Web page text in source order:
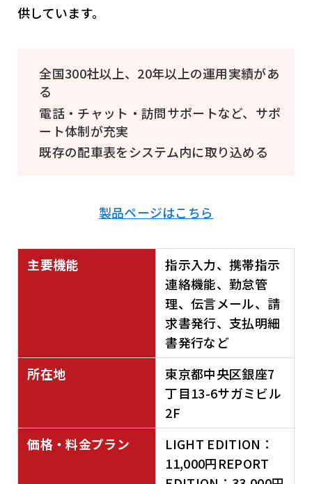
供しています。
全国300社以上、20年以上の運用実績があ
る
電話・チャット・訪問サポートなど、サポ
ート体制が充実
既存の配車表をシステム内に取り込める
製品ページはこちら
主要機能
指示入力、携帯指示
連絡機能、勤怠管
理、伝言メール、請
求書発行、支払明細
書発行など
所在地
東京都中央区銀座7
丁目13-6サガミビル
2F
価格・料金プラン
LIGHT EDITION：
11,000円REPORT